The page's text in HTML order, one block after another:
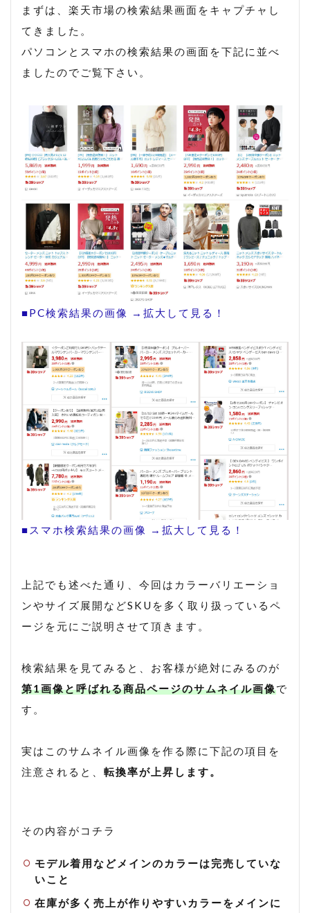
まずは、楽天市場の検索結果画面をキャプチャし
てきました。
パソコンとスマホの検索結果の画面を下記に並べ
ましたのでご覧下さい。
■PC検索結果の画像 →拡大して見る！
■スマホ検索結果の画像 →拡大して見る！
上記でも述べた通り、今回はカラーバリエーショ
ンやサイズ展開などSKUを多く取り扱っているペ
ージを元にご説明させて頂きます。
検索結果を見てみると、お客様が絶対にみるのが
第1画像と呼ばれる商品ページのサムネイル画像で
す。
実はこのサムネイル画像を作る際に下記の項目を
注意されると、 転換率が上昇します。
その内容がコチラ
モデル着用などメインのカラーは完売していな
いこと
在庫が多く売上が作りやすいカラーをメインに